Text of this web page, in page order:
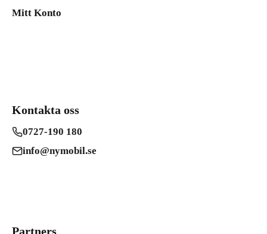
Mitt Konto
Kontakta oss
0727-190 180
info@nymobil.se
Partners